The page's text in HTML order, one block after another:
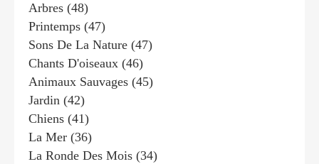
Arbres (48)
Printemps (47)
Sons De La Nature (47)
Chants D'oiseaux (46)
Animaux Sauvages (45)
Jardin (42)
Chiens (41)
La Mer (36)
La Ronde Des Mois (34)